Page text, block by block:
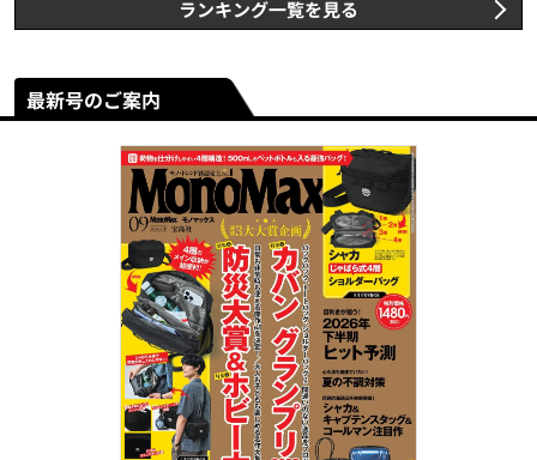
ランキング一覧を見る
最新号のご案内